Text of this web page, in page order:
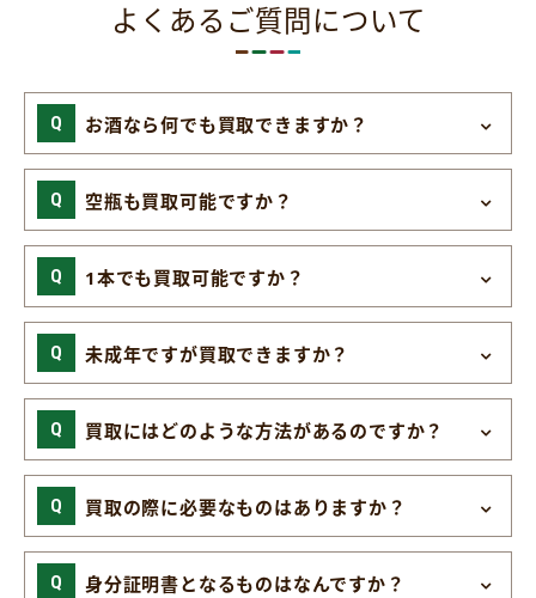
よくあるご質問について
お酒なら何でも買取できますか？
空瓶も買取可能ですか？
1本でも買取可能ですか？
未成年ですが買取できますか？
買取にはどのような方法があるのですか？
買取の際に必要なものはありますか？
身分証明書となるものはなんですか？